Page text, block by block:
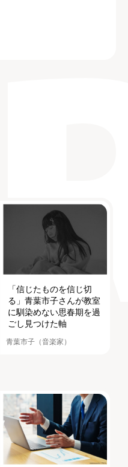
「信じたものを信じ切
る」青葉市子さんが教室
に馴染めない思春期を過
ごし見つけた軸
青葉市子（音楽家）